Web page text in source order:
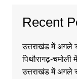
Recent
उत्तराखंड में अगले
पिथौरागढ़-चमोली
उत्तराखंड में अगले